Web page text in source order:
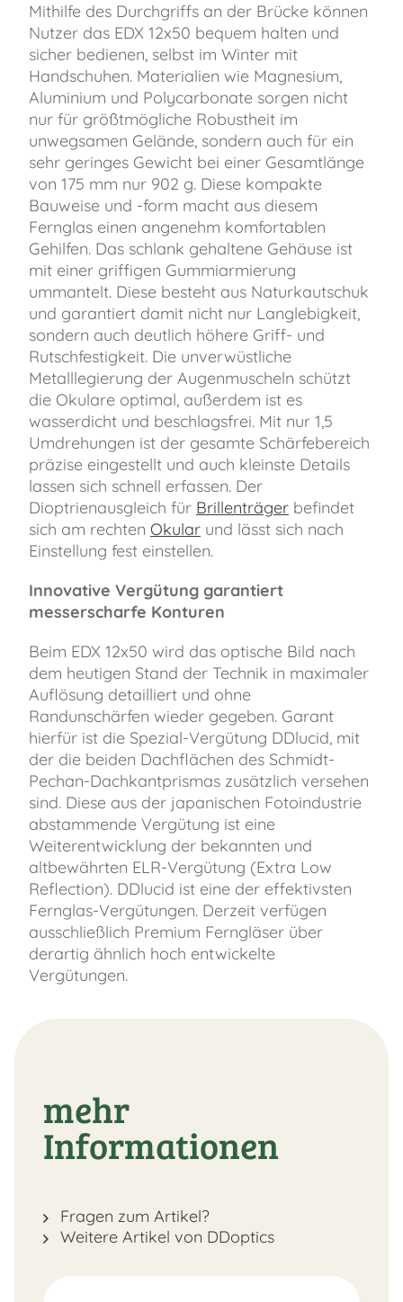
Mithilfe des Durchgriffs an der Brücke können
Nutzer das EDX 12x50 bequem halten und
sicher bedienen, selbst im Winter mit
Handschuhen. Materialien wie Magnesium,
Aluminium und Polycarbonate sorgen nicht
nur für größtmögliche Robustheit im
unwegsamen Gelände, sondern auch für ein
sehr geringes Gewicht bei einer Gesamtlänge
von 175 mm nur 902 g. Diese kompakte
Bauweise und -form macht aus diesem
Fernglas einen angenehm komfortablen
Gehilfen. Das schlank gehaltene Gehäuse ist
mit einer griffigen Gummiarmierung
ummantelt. Diese besteht aus Naturkautschuk
und garantiert damit nicht nur Langlebigkeit,
sondern auch deutlich höhere Griff- und
Rutschfestigkeit. Die unverwüstliche
Metalllegierung der Augenmuscheln schützt
die Okulare optimal, außerdem ist es
wasserdicht und beschlagsfrei. Mit nur 1,5
Umdrehungen ist der gesamte Schärfebereich
präzise eingestellt und auch kleinste Details
lassen sich schnell erfassen. Der
Dioptrienausgleich für Brillenträger befindet
sich am rechten Okular und lässt sich nach
Einstellung fest einstellen.
Innovative Vergütung garantiert
messerscharfe Konturen
Beim EDX 12x50 wird das optische Bild nach
dem heutigen Stand der Technik in maximaler
Auflösung detailliert und ohne
Randunschärfen wieder gegeben. Garant
hierfür ist die Spezial-Vergütung DDlucid, mit
der die beiden Dachflächen des Schmidt-
Pechan-Dachkantprismas zusätzlich versehen
sind. Diese aus der japanischen Fotoindustrie
abstammende Vergütung ist eine
Weiterentwicklung der bekannten und
altbewährten ELR-Vergütung (Extra Low
Reflection). DDlucid ist eine der effektivsten
Fernglas-Vergütungen. Derzeit verfügen
ausschließlich Premium Ferngläser über
derartig ähnlich hoch entwickelte
Vergütungen.
mehr
Informationen
Fragen zum Artikel?
Weitere Artikel von DDoptics